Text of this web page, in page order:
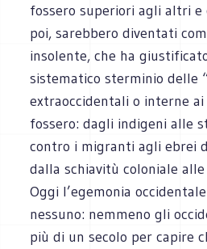
fossero superiori agli altri
poi, sarebbero diventati
insolente, che ha
sistematico sterminio delle
extraoccidentali o interne
fossero: dagli indigeni alle
contro i migranti agli ebrei
dalla schiavitù coloniale
Oggi l’egemonia
nessuno: nemmeno gli
più di un secolo per capire